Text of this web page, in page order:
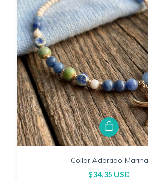
Collar Adorado Marina
$34.35 USD